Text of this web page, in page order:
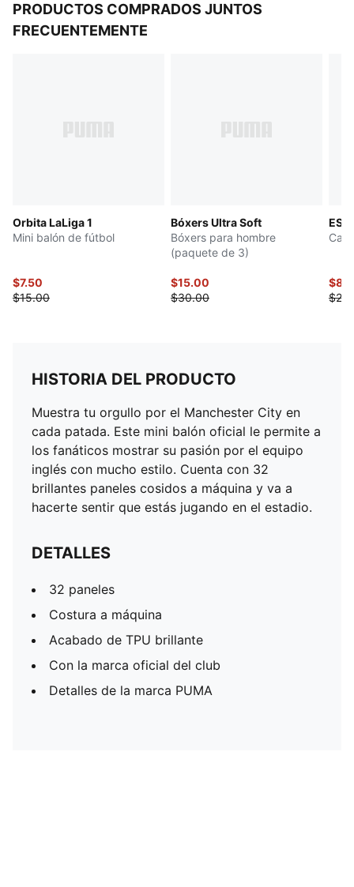
PRODUCTOS COMPRADOS JUNTOS
FRECUENTEMENTE
Orbita LaLiga 1
Mini balón de fútbol
$7.50
$15.00
Bóxers Ultra Soft
Bóxers para hombre
(paquete de 3)
$15.00
$30.00
ESS
HISTORIA DEL PRODUCTO
Muestra tu orgullo por el Manchester City en
cada patada. Este mini balón oficial le permite a
los fanáticos mostrar su pasión por el equipo
inglés con mucho estilo. Cuenta con 32
brillantes paneles cosidos a máquina y va a
hacerte sentir que estás jugando en el estadio.
DETALLES
32 paneles
Costura a máquina
Acabado de TPU brillante
Con la marca oficial del club
Detalles de la marca PUMA